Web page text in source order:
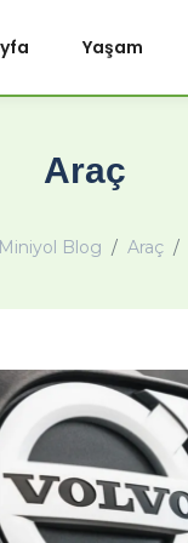
Yaşam
Araç
Miniyol Blog Araç